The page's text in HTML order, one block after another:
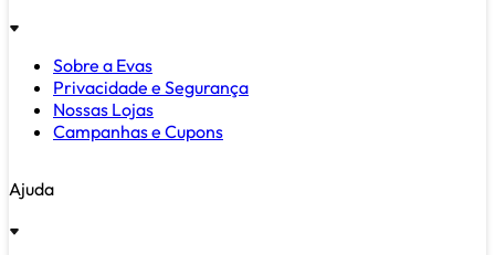
Sobre a Evas
Privacidade e Segurança
Nossas Lojas
Campanhas e Cupons
Ajuda